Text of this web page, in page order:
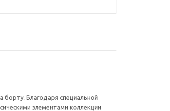
борту. Благодаря специальной
элементами коллекции